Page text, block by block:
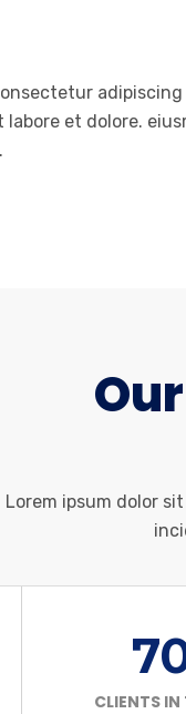
et dolore.
Lorem ipsum dolor
CLIENTS IN